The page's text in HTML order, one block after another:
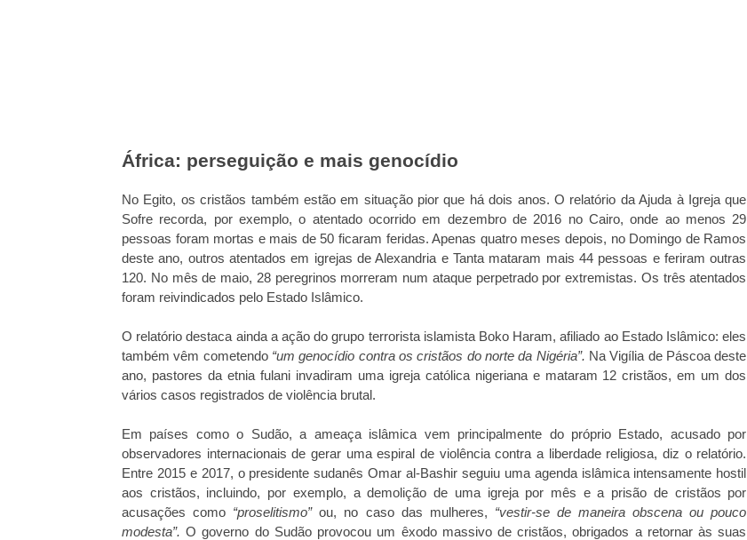
África: perseguição e mais genocídio
No Egito, os cristãos também estão em situação pior que há dois anos. O relatório da Ajuda à Igreja que
Sofre recorda, por exemplo, o atentado ocorrido em dezembro de 2016 no Cairo, onde ao menos 29
pessoas foram mortas e mais de 50 ficaram feridas. Apenas quatro meses depois, no Domingo de Ramos
deste ano, outros atentados em igrejas de Alexandria e Tanta mataram mais 44 pessoas e feriram outras
120. No mês de maio, 28 peregrinos morreram num ataque perpetrado por extremistas. Os três atentados
foram reivindicados pelo Estado Islâmico.
O relatório destaca ainda a ação do grupo terrorista islamista Boko Haram, afiliado ao Estado Islâmico: eles
também vêm cometendo“um genocídio contra os cristãos do norte da Nigéria”. Na Vigília de Páscoa deste
ano, pastores da etnia fulani invadiram uma igreja católica nigeriana e mataram 12 cristãos, em um dos
vários casos registrados de violência brutal.
Em países como o Sudão, a ameaça islâmica vem principalmente do próprio Estado, acusado por
observadores internacionais de gerar uma espiral de violência contra a liberdade religiosa, diz o relatório.
Entre 2015 e 2017, o presidente sudanês Omar al-Bashir seguiu uma agenda islâmica intensamente hostil
aos cristãos, incluindo, por exemplo, a demolição de uma igreja por mês e a prisão de cristãos por
acusações como “proselitismo”ou, no caso das mulheres, “vestir-se de maneira obscena ou pouco
modesta”. O governo do Sudão provocou um êxodo massivo de cristãos, obrigados a retornar às suas